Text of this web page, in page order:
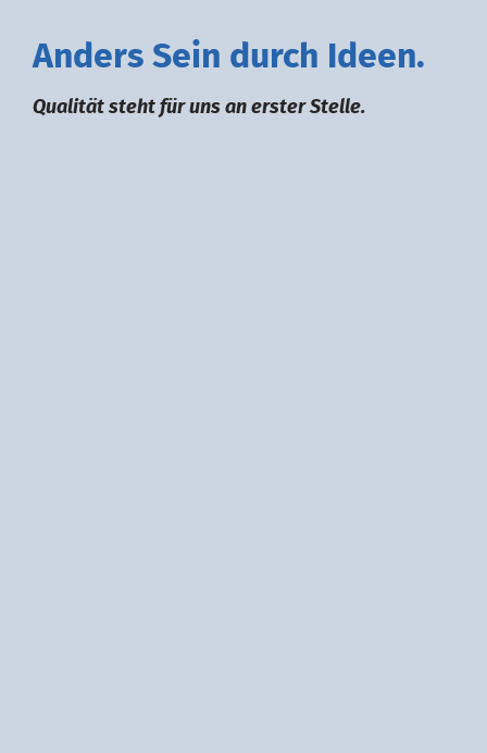
Anders Sein durch deen.
Qualität steht für uns an erster Stelle.